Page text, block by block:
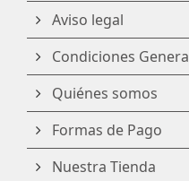
Aviso legal
Condiciones
Quiénes somos
Formas de Pago
Nuestra Tienda